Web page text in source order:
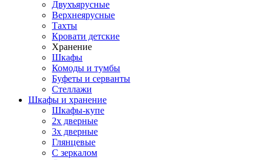
Двухъярусные
Верхнеярусные
Тахты
Кровати детские
Хранение
Шкафы
Комоды и тумбы
Буфеты и серванты
Стеллажи
Шкафы и хранение
Шкафы-купе
2х дверные
3х дверные
Глянцевые
С зеркалом